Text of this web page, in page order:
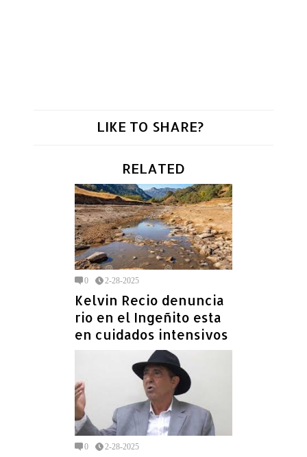
LIKE TO SHARE?
RELATED
0 2-28-2025
Kelvin Recio denuncia
rio en el Ingeñito esta
en cuidados intensivos
0 2-28-2025